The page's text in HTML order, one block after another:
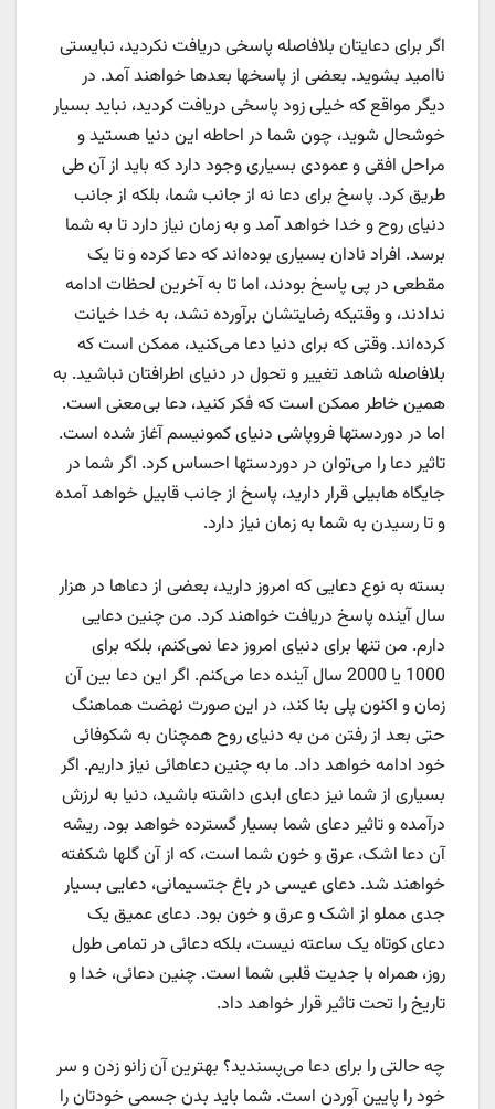
اگر برای دعایتان بلافاصله پاسخی دریافت نکردید، نبایستی
ناامید بشوید. بعضی از پاسخها بعدها خواهند آمد. در
دیگر مواقع که خیلی زود پاسخی دریافت کردید، نباید بسیار
خوشحال شوید، چون شما در احاطه این دنیا هستید و
مراحل افقی و عمودی بسیاری وجود دارد که باید از آن طی
طریق کرد. پاسخ برای دعا نه از جانب شما، بلکه از جانب
دنیای روح و خدا خواهد آمد و به زمان نیاز دارد تا به شما
برسد. افراد نادان بسیاری بوده‌اند که دعا کرده و تا یک
مقطعی در پی پاسخ بودند،‌ اما تا به آخرین لحظات ادامه
ندادند، و وقتیکه رضایتشان برآورده نشد، به خدا خیانت
کرده‌اند. وقتی که برای دنیا دعا می‌کنید، ممکن است که
بلافاصله شاهد تغییر و تحول در دنیای اطرافتان نباشید. به
همین خاطر ممکن است که فکر کنید، دعا بی‌معنی است.
اما در دوردستها فروپاشی دنیای کمونیسم آغاز شده است.
تاثیر دعا را می‌توان در دوردستها احساس کرد. اگر شما در
جایگاه هابیلی قرار دارید، پاسخ از جانب قابیل خواهد آمده
و تا رسیدن به شما به زمان نیاز دارد.
بسته به نوع دعایی که امروز دارید، بعضی از دعاها در هزار
سال آینده پاسخ دریافت خواهند کرد. من چنین دعایی
دارم. من تنها برای دنیای امروز دعا نمی‌کنم، بلکه برای
1000 یا 2000 سال آینده دعا می‌کنم. اگر این دعا بین آن
زمان و اکنون پلی بنا کند، در این صورت نهضت هماهنگ
حتی بعد از رفتن من به دنیای روح همچنان به شکوفائی
خود ادامه خواهد داد. ما به چنین دعاهائی نیاز داریم. اگر
بسیاری از شما نیز دعای ابدی داشته باشید، دنیا به لرزش
درآمده و تاثیر دعای شما بسیار گسترده‌ خواهد بود. ریشه
آن دعا اشک، عرق و خون شما است، که از آن گلها شکفته
خواهند شد. دعای عیسی در باغ جتسیمانی، دعایی بسیار
جدی مملو از اشک و عرق و خون بود. دعای عمیق یک
دعای کوتاه یک ساعته نیست، بلکه دعائی در تمامی طول
روز، همراه با جدیت قلبی شما است. چنین دعائی، خدا و
تاریخ را تحت تاثیر قرار خواهد داد.
چه حالتی را برای دعا می‌پسندید؟ بهترین آن زانو زدن و سر
خود را پایین آوردن است. شما باید بدن جسمی خودتان را